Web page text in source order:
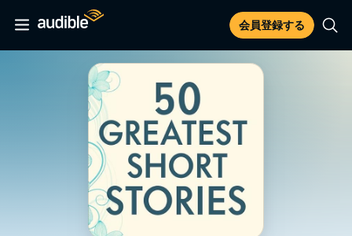
会員登録する